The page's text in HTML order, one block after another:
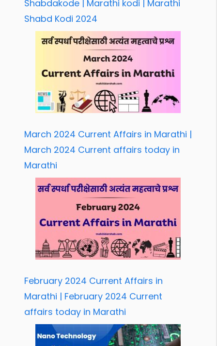
Shabdakode | Marathi kodi | Marathi
Shabd Kodi 2024
March 2024 Current Affairs in Marathi |
March 2024 Current affairs today in
Marathi
February 2024 Current Affairs in
Marathi | February 2024 Current
affairs today in Marathi